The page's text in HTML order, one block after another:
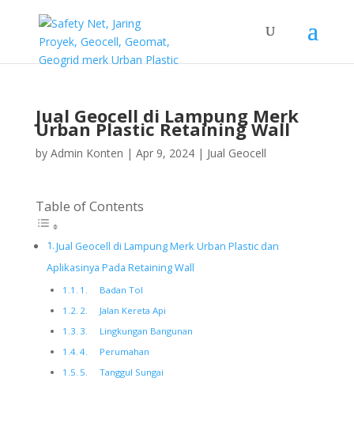
Jual Geocell di Lampung Merk
Urban Plastic Retaining Wall
by Admin Konten | Apr 9, 2024| Jual Geocell
Table of Contents
Jual Geocell di Lampung Merk Urban Plastic dan
Aplikasinya Pada Retaining Wall
1. Badan Tol
2. Jalan Kereta Api
3. Lingkungan Bangunan
4. Perumahan
5. Tanggul Sungai